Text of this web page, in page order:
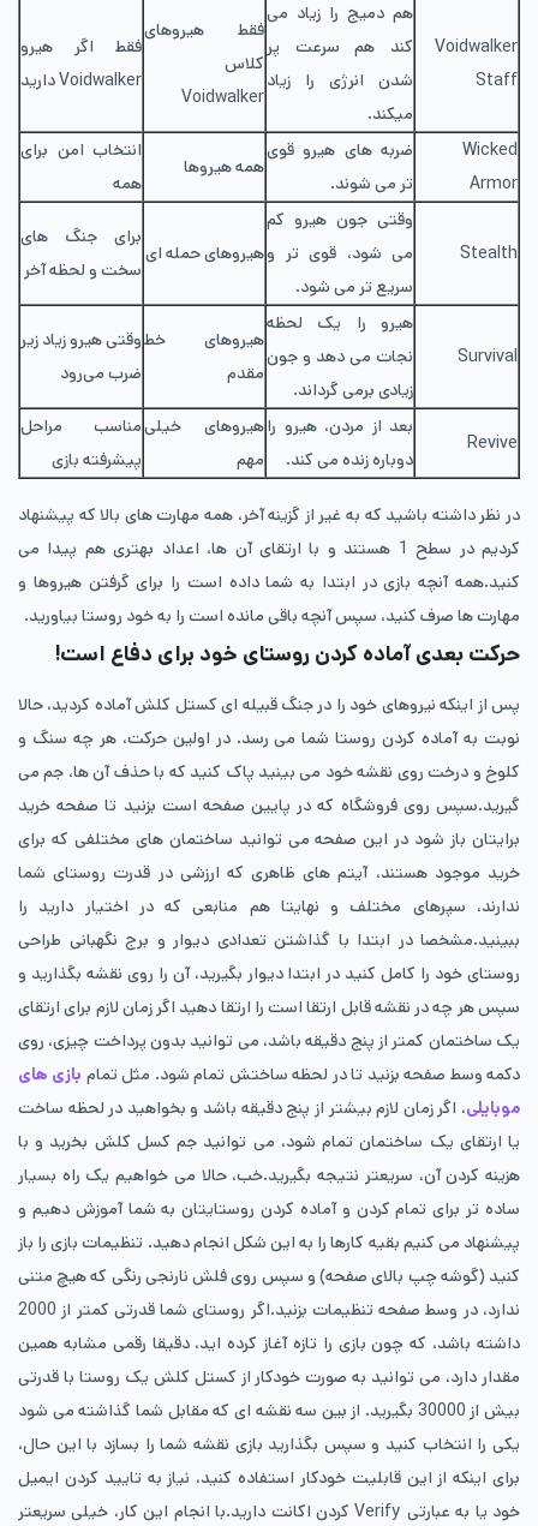
Voidwalker
Staff
هم دمیج را زیاد می
کند هم سرعت پر
شدن انرژی را زیاد
میکند.
فقط هیروهای
کلاس
Voidwalker
فقط اگر هیرو
Voidwalker دارید
Wicked
Armor
ضربه های هیرو قوی
تر می شوند.
همه هیروها
انتخاب امن برای
همه
Stealth
وقتی جون هیرو کم
می شود، قوی تر و
سریع تر می شود.
هیروهای حمله ای
برای جنگ های
سخت و لحظه آخر
Survival
هیرو را یک لحظه
نجات می دهد و جون
زیادی برمی گرداند.
هیروهای خط
مقدم
وقتی هیرو زیاد زیر
ضرب می‌رود
Revive
بعد از مردن، هیرو را
دوباره زنده می کند.
هیروهای خیلی
مهم
مناسب مراحل
پیشرفته بازی
در نظر داشته باشید که به غیر از گزینه‌ آخر، همه‌ مهارت های بالا که پیشنهاد
کردیم در سطح 1 هستند و با ارتقای آن ها، اعداد بهتری هم پیدا می
کنید.همه‌ آنچه بازی در ابتدا به شما داده است را برای گرفتن هیروها و
مهارت ها صرف کنید، سپس آنچه باقی مانده است را به خود روستا بیاورید.
حرکت بعدی آماده کردن روستای خود برای دفاع است!
پس از اینکه نیروهای خود را در جنگ قبیله‌ ای کستل کلش آماده کردید، حالا
نوبت به آماده کردن روستا شما می رسد. در اولین حرکت، هر چه سنگ و
کلوخ و درخت روی نقشه‌ خود می بینید پاک کنید که با حذف آن ها، جم می
گیرید.سپس روی فروشگاه که در پایین صفحه است بزنید تا صفحه‌ خرید
برایتان باز شود در این صفحه می توانید ساختمان های مختلفی که برای
خرید موجود هستند، آیتم های ظاهری که ارزشی در قدرت روستای شما
ندارند، سپرهای مختلف و نهایتا هم منابعی که در اختیار دارید را
ببینید.مشخصا در ابتدا با گذاشتن تعدادی دیوار و برج نگهبانی طراحی
روستای خود را کامل کنید در ابتدا دیوار بگیرید، آن را روی نقشه بگذارید و
سپس هر چه در نقشه قابل ارتقا است را ارتقا دهید اگر زمان لازم برای ارتقای
یک ساختمان کمتر از پنج دقیقه باشد، می توانید بدون پرداخت چیزی، روی
دکمه‌ وسط صفحه بزنید تا در لحظه ساختش تمام شود. مثل تمام بازی های
موبایلی، اگر زمان لازم بیشتر از پنج دقیقه باشد و بخواهید در لحظه ساخت
یا ارتقای یک ساختمان تمام شود، می توانید جم کسل کلش بخرید و با
هزینه کردن آن، سریعتر نتیجه بگیرید.خب، حالا می خواهیم یک راه بسیار
ساده تر برای تمام کردن و آماده کردن روستایتان به شما آموزش دهیم و
پیشنهاد می کنیم بقیه‌ کارها را به این شکل انجام دهید. تنظیمات بازی را باز
کنید (گوشه‌ چپ بالای صفحه) و سپس روی فلش نارنجی رنگی که هیچ متنی
ندارد، در وسط صفحه‌ تنظیمات بزنید.اگر روستای شما قدرتی کمتر از 2000
داشته باشد، که چون بازی را تازه آغاز کرده اید، دقیقا رقمی مشابه همین
مقدار دارد، می توانید به صورت خودکار از کستل کلش یک روستا با قدرتی
بیش از 30000 بگیرید. از بین سه نقشه ای که مقابل شما گذاشته می شود
یکی را انتخاب کنید و سپس بگذارید بازی نقشه‌ شما را بسازد با این حال،
برای اینکه از این قابلیت خودکار استفاده کنید، نیاز به تایید کردن ایمیل
خود یا به عبارتی Verify کردن اکانت دارید.با انجام این کار، خیلی سریعتر